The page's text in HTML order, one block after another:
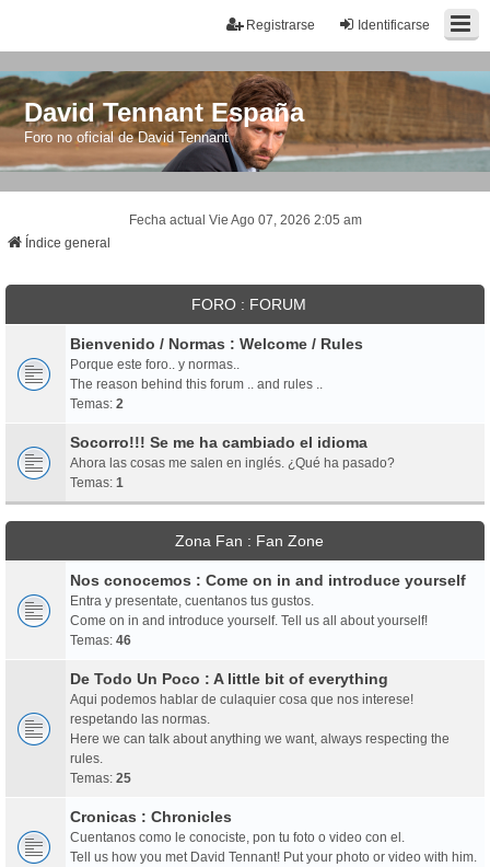
Identificarse
Registrarse
David Tennant España
Foro no oficial de David Tennant
Fecha actual Vie Ago 07, 2026 2:05 am
Índice general
FORO : FORUM
Bienvenido / Normas : Welcome / Rules
Porque este foro.. y normas..
The reason behind this forum .. and rules ..
Temas: 2
Socorro!!! Se me ha cambiado el idioma
Ahora las cosas me salen en inglés. ¿Qué ha pasado?
Temas: 1
Zona Fan : Fan Zone
Nos conocemos : Come on in and introduce yourself
Entra y presentate, cuentanos tus gustos.
Come on in and introduce yourself. Tell us all about yourself!
Temas: 46
De Todo Un Poco : A little bit of everything
Aqui podemos hablar de culaquier cosa que nos interese!
respetando las normas.
Here we can talk about anything we want, always respecting the
rules.
Temas: 25
Cronicas : Chronicles
Cuentanos como le conociste, pon tu foto o video con el.
Tell us how you met David Tennant! Put your photo or video with him.